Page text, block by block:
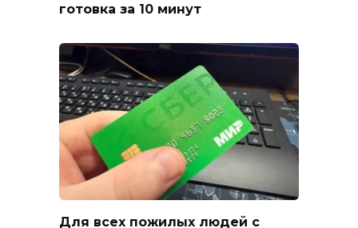
готовка за 10 минут
Для всех пожилых людей с